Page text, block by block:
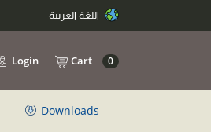
Login Cart 0
Downloads